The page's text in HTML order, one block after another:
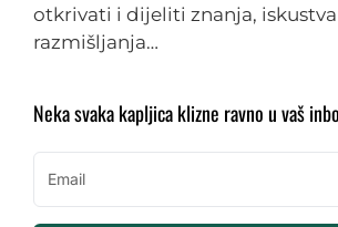
otkrivati i dijeliti znanja, iskustva
razmišljanja…
Neka svaka kapljica klizne ravno u vaš